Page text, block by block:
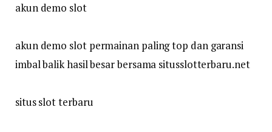
akun demo slot
akun demo slot permainan paling top dan garansi
imbal balik hasil besar bersama situsslotterbaru.net
situs slot terbaru